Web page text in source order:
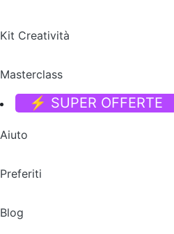
Kit Creatività
Masterclass
⚡ SUPER OFFERTE
Aiuto
Preferiti
Blog